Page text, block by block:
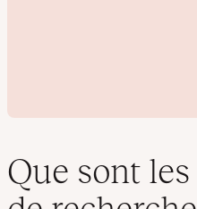
Que sont